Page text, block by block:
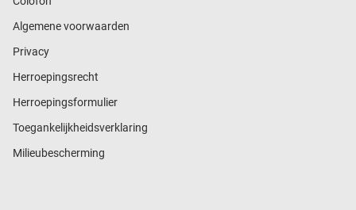
Algemene voorwaarden
Privacy
Herroepingsrecht
Herroepingsformulier
Toegankelijkheidsverklaring
Milieubescherming